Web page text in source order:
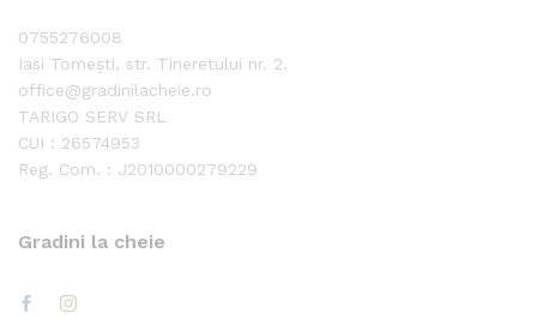
0755276008
Iasi Tomești, str. Tineretului nr. 2.
office@gradinilacheie.ro
TARIGO SERV SRL
CUI : 26574953
Reg. Com. : J2010000279229
Gradini la cheie